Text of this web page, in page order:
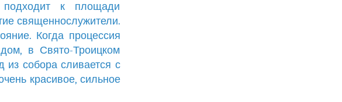
к площади
священнослужители.
Когда процессия
в Свято-Троицком
из собора сливается с
красивое, сильное